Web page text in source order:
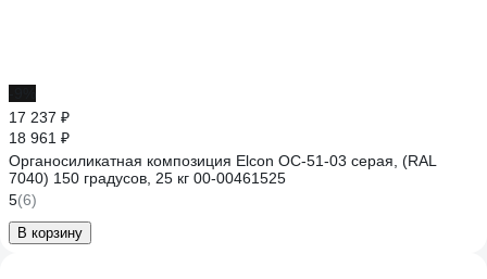
17 237 ₽
18 961 ₽
Органосиликатная композиция Elcon ОС-51-03 серая, (RAL
7040) 150 градусов, 25 кг 00-00461525
5(6)
В корзину